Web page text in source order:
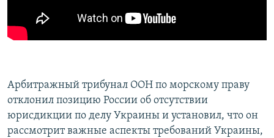
ПОБЕДИТЕЛЕЙ НЕ СУДЯТ?
КРЫМ.НЕПОКОРЕННЫЙ
УКРАИНСКАЯ ПРОБЛЕМА КРЫМА
ПРИСОЕДИНЯЙТЕСЬ!
Все сайты RFE/RL
Арбитражный трибунал ООН по морскому праву
отклонил позицию России об отсутствии
юрисдикции по делу Украины и установил, что он
рассмотрит важные аспекты требований Украины,